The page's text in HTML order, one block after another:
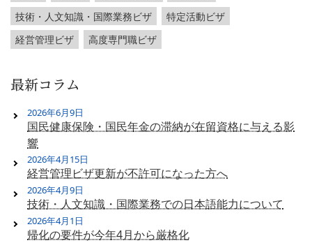
技術・人文知識・国際業務ビザ
特定活動ビザ
経営管理ビザ
高度専門職ビザ
最新コラム
2026年6月9日
国民健康保険・国民年金の滞納が在留資格に与える影
響
2026年4月15日
経営管理ビザ更新が不許可になった方へ
2026年4月9日
技術・人文知識・国際業務での日本語能力について
2026年4月1日
帰化の要件が今年4月から厳格化